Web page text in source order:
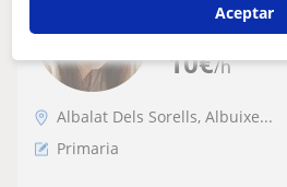
10€/h
En línea
Albalat Dels Sorells, Albuixe...
Primaria
Aceptar